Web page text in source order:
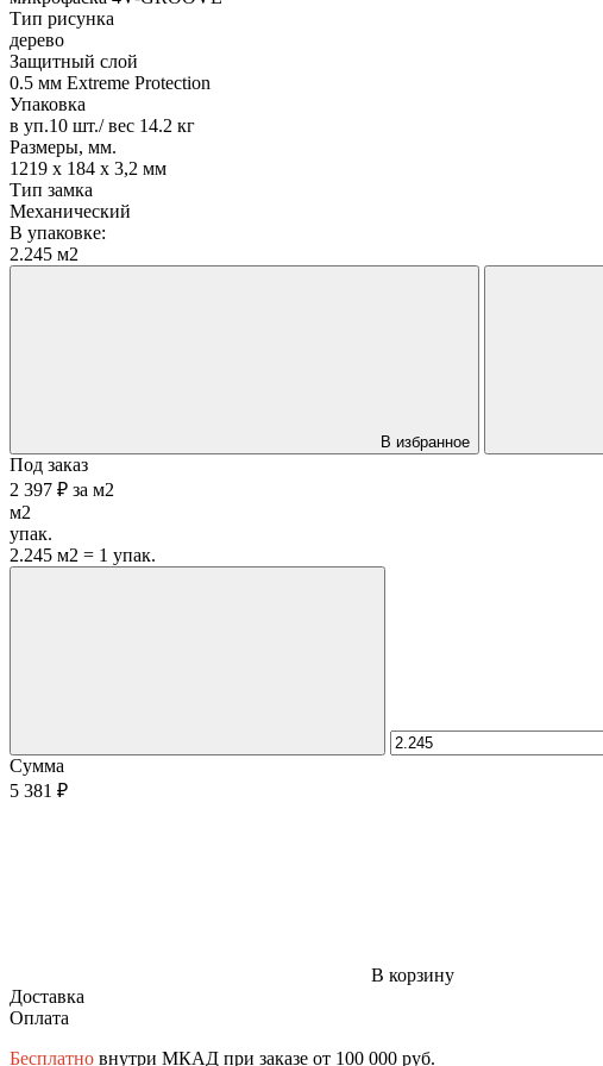
Тип рисунка
дерево
Защитный слой
0.5 мм Extreme Protection
Упаковка
в уп.10 шт./ вес 14.2 кг
Размеры, мм.
1219 х 184 х 3,2 мм
Тип замка
Механический
В упаковке:
2.245 м2
В избранное
Под заказ
2 397 ₽ за м2
м2
упак.
2.245 м2 = 1 упак.
Сумма
5 381 ₽
В корзину
Доставка
Оплата
Бесплатно внутри МКАД при заказе от 100 000 руб.